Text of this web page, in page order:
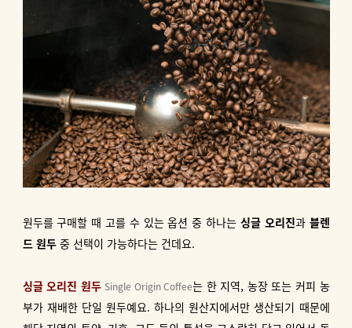
원두를 구매할 때 고를 수 있는 옵션 중 하나는 싱글 오리진과 블렌
드 원두중 선택이 가능하다는 건데요.
싱글 오리진 원두Single Origin Coffee는 한 지역, 농장 또는 커피 농
부가 재배한 단일 원두예요. 하나의 원산지에서만 생산되기 때문에